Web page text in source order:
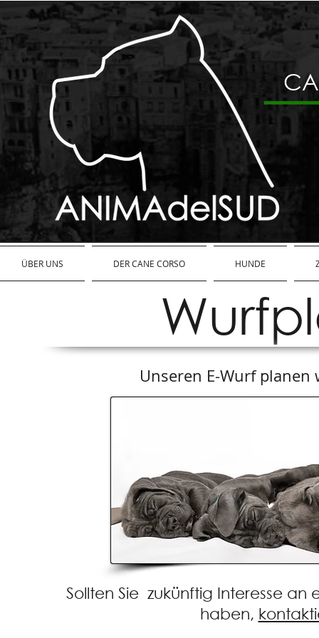
ÜBER UNS DER CANE CORSO HUNDE
Unseren E-Wurf
Sollten Sie zukünftig Interesse
haben,